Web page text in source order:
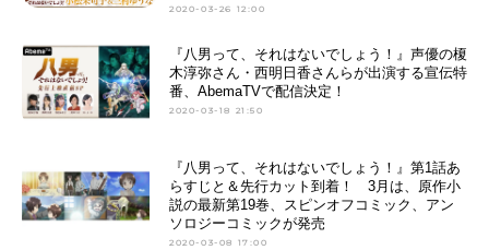
2020-03-26 12:00
『八男って、それはないでしょう！』声優の榎
木淳弥さん・西明日香さんらが出演する宣伝特
番、AbemaTVで配信決定！
2020-03-18 21:50
『八男って、それはないでしょう！』第1話あ
らすじと＆先行カット到着！ 3月は、原作小
説の最新第19巻、スピンオフコミック、アン
ソロジーコミックが発売
2020-03-08 17:00